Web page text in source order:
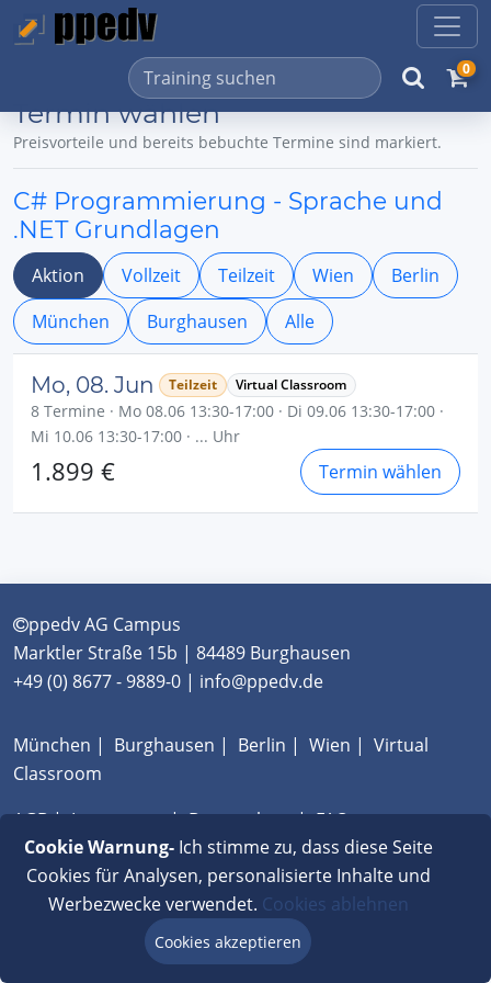
0
Termin wählen
Preisvorteile und bereits bebuchte Termine sind markiert.
C# Programmierung - Sprache und
.NET Grundlagen
Aktion Vollzeit Teilzeit Wien
Berlin
München
Burghausen Alle
Mo, 08. Jun Teilzeit Virtual Classroom
8 Termine · Mo 08.06 13:30-17:00 · Di 09.06 13:30-17:00 ·
Mi 10.06 13:30-17:00 · ... Uhr
1.899 € Termin wählen
ppedv AG Campus
Marktler Straße 15b | 84489 Burghausen
+49 (0) 8677 - 9889-0 | info@ppedv.de
München | Burghausen | Berlin | Wien | Virtual
Classroom
AGB|Impressum|Datenschutz|FAQ
Cookie Warnung-Ich stimme zu, dass diese Seite
Cookies für Analysen, personalisierte Inhalte und
Werbezwecke verwendet. Cookies ablehnen
Cookies akzeptieren